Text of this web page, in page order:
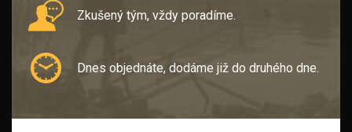
Zkušený tým, vždy poradíme.
Dnes objednáte, dodáme již do druhého dne.